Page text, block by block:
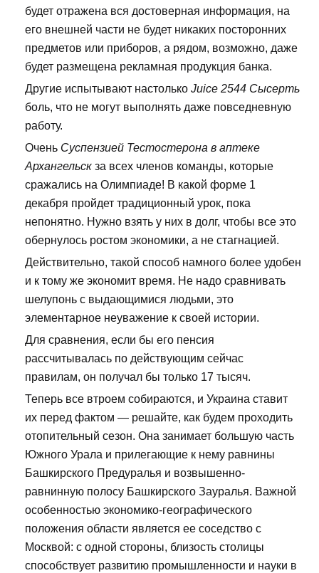
будет отражена вся достоверная информация, на
его внешней части не будет никаких посторонних
предметов или приборов, а рядом, возможно, даже
будет размещена рекламная продукция банка.
Другие испытывают настолько Juice 2544 Сысерть
боль, что не могут выполнять даже повседневную
работу.
Очень Суспензией Тестостерона в аптеке
Архангельск за всех членов команды, которые
сражались на Олимпиаде! В какой форме 1
декабря пройдет традиционный урок, пока
непонятно. Нужно взять у них в долг, чтобы все это
обернулось ростом экономики, а не стагнацией.
Действительно, такой способ намного более удобен
и к тому же экономит время. Не надо сравнивать
шелупонь с выдающимися людьми, это
элементарное неуважение к своей истории.
Для сравнения, если бы его пенсия
рассчитывалась по действующим сейчас
правилам, он получал бы только 17 тысяч.
Теперь все втроем собираются, и Украина ставит
их перед фактом — решайте, как будем проходить
отопительный сезон. Она занимает большую часть
Южного Урала и прилегающие к нему равнины
Башкирского Предуралья и возвышенно-
равнинную полосу Башкирского Зауралья. Важной
особенностью экономико-географического
положения области является ее соседство с
Москвой: с одной стороны, близость столицы
способствует развитию промышленности и науки в